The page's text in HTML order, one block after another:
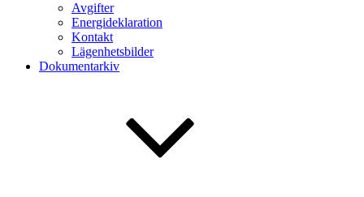
Avgifter
Energideklaration
Kontakt
Lägenhetsbilder
Dokumentarkiv